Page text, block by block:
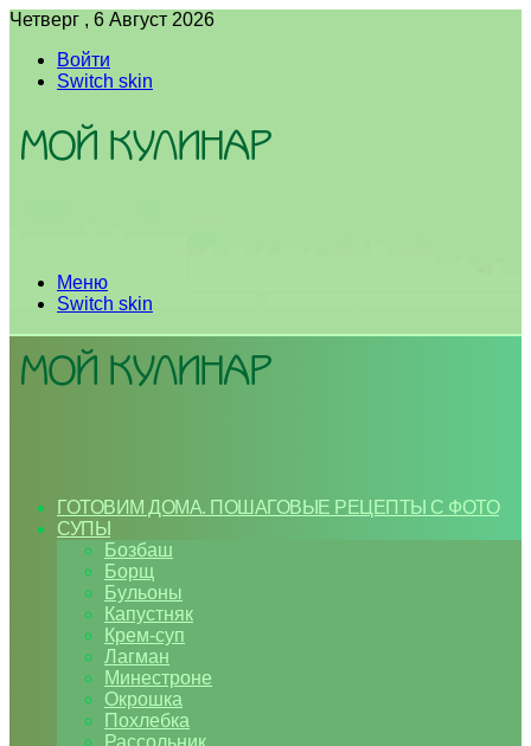
Четверг , 6 Август 2026
Войти
Switch skin
Меню
Switch skin
ГОТОВИМ ДОМА. ПОШАГОВЫЕ РЕЦЕПТЫ С ФОТО
СУПЫ
Бозбаш
Борщ
Бульоны
Капустняк
Крем-суп
Лагман
Минестроне
Окрошка
Похлебка
Рассольник